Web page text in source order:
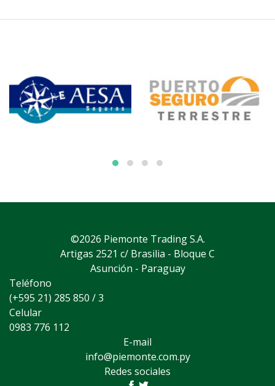
©2026 Piemonte Trading S.A.
Artigas 2521 c/ Brasilia - Bloque C
Asunción - Paraguay
Teléfono
(+595 21) 285 850 / 3
Celular
0983 776 112
E-mail
info@piemonte.com.py
Redes sociales